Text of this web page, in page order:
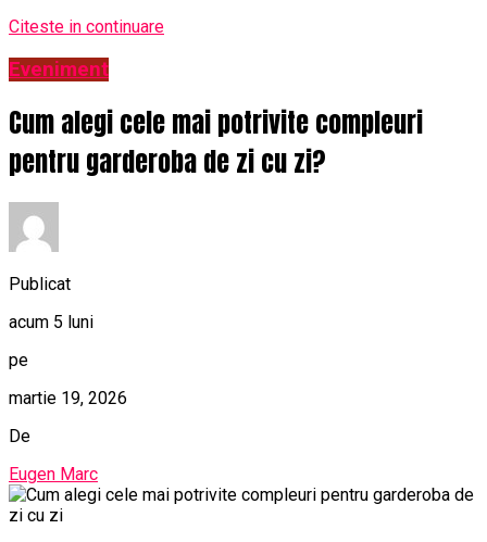
Citeste in continuare
Eveniment
Cum alegi cele mai potrivite compleuri
pentru garderoba de zi cu zi?
Publicat
acum 5 luni
pe
martie 19, 2026
De
Eugen Marc